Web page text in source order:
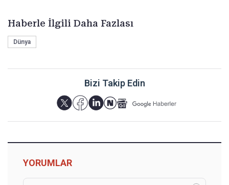
Haberle İlgili Daha Fazlası
Dünya
Bizi Takip Edin
YORUMLAR